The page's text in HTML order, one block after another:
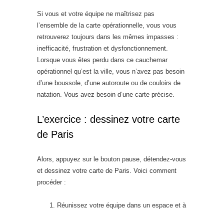
Si vous et votre équipe ne maîtrisez pas
l’ensemble de la carte opérationnelle, vous vous
retrouverez toujours dans les mêmes impasses :
inefficacité, frustration et dysfonctionnement.
Lorsque vous êtes perdu dans ce cauchemar
opérationnel qu’est la ville, vous n’avez pas besoin
d’une boussole, d’une autoroute ou de couloirs de
natation. Vous avez besoin d’une carte précise.
L’exercice : dessinez votre carte
de Paris
Alors, appuyez sur le bouton pause, détendez-vous
et dessinez votre carte de Paris. Voici comment
procéder :
Réunissez votre équipe dans un espace et à